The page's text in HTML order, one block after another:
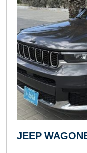
JEEP